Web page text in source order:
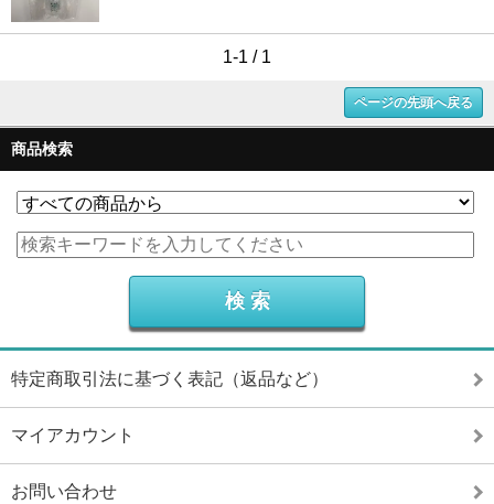
1-1 / 1
ページの先頭へ戻る
商品検索
特定商取引法に基づく表記（返品など）
マイアカウント
お問い合わせ